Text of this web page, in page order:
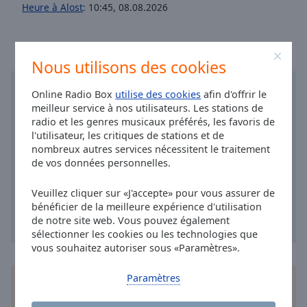
Nous utilisons des cookies
Online Radio Box utilise des cookies afin d'offrir le
meilleur service à nos utilisateurs. Les stations de
radio et les genres musicaux préférés, les favoris de
l'utilisateur, les critiques de stations et de
nombreux autres services nécessitent le traitement
de vos données personnelles.
Veuillez cliquer sur «J'accepte» pour vous assurer de
bénéficier de la meilleure expérience d'utilisation
de notre site web. Vous pouvez également
sélectionner les cookies ou les technologies que
vous souhaitez autoriser sous «Paramètres».
Paramètres
Area
Opacity
Heure à Alost: 10:45, 08.08.2026
l'applicationgratuite Online Radio Box
pour votre téléphone intelligent et d'écouter vos